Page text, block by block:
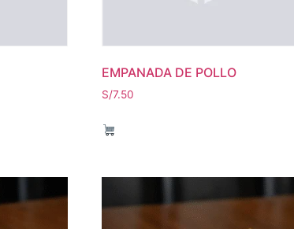
EMPANADA DE POLLO
S/7.50